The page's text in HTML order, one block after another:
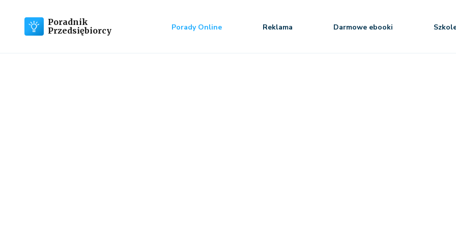
Poradnik
Przedsiębiorcy
Porady Online Reklama Darmowe ebooki